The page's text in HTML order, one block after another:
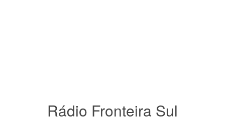
Rádio Fronteira Sul